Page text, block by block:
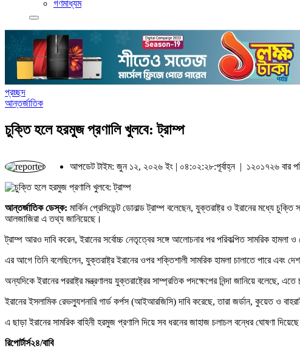
গণমাধ্যম
প্রচ্ছদ
আন্তর্জাতিক
চুক্তি হলে হরমুজ প্রণালি খুলবে: ট্রাম্প
আপডেট টাইম: জুন ১২, ২০২৬ ইং | ০৪:০২:২৮:পূর্বাহ্ন | ১২০১৭২৬ বার
আন্তর্জাতিক ডেস্ক: মার্কিন প্রেসিডেন্ট ডোনাল্ড ট্রাম্প বলেছেন, যুক্তরাষ্ট্র ও ইরানের মধ্যে
আলজাজিরা এ তথ্য জানিয়েছে।
ট্রাম্প আরও দাবি করেন, ইরানের সর্বোচ্চ নেতৃত্বের সঙ্গে আলোচনার পর পরিকল্পিত সামরিক
এর আগে তিনি বলেছিলেন, যুক্তরাষ্ট্র ইরানের ওপর শক্তিশালী সামরিক হামলা চালাতে পারে এবং
অন্যদিকে ইরানের পররাষ্ট্র মন্ত্রণালয় যুক্তরাষ্ট্রের সাম্প্রতিক পদক্ষেপের নিন্দা জানিয়ে বলেছে,
ইরানের ইসলামিক রেভল্যুশনারি গার্ড কর্পস (আইআরজিসি) দাবি করেছে, তারা জর্ডান, কুয়েত ও
এ ছাড়া ইরানের সামরিক বাহিনী হরমুজ প্রণালি দিয়ে সব ধরনের জাহাজ চলাচল বন্ধের ঘোষণা
রিপোর্টার্স২৪/বাবি